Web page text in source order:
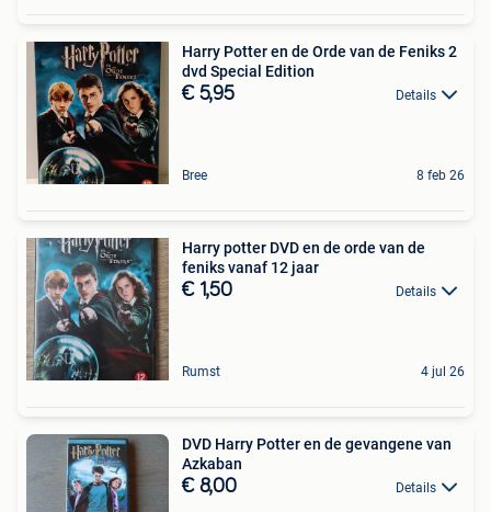
Harry Potter en de Orde van de Feniks 2
dvd Special Edition
€ 5,95 Details
Bree 8 feb 26
Harry potter DVD en de orde van de
feniks vanaf 12 jaar
€ 1,50 Details
Rumst 4 jul 26
DVD Harry Potter en de gevangene van
Azkaban
€ 8,00 Details